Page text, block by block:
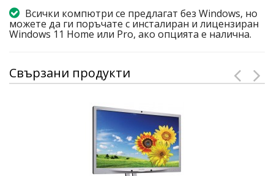
Всички компютри се предлагат без Windows, но
можете да ги поръчате с инсталиран и лицензиран
Windows 11 Home или Pro, ако опцията е налична.
Свързани продукти